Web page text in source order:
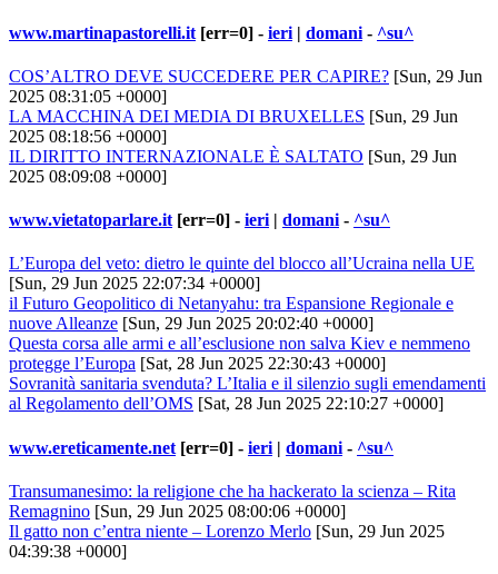
www.martinapastorelli.it [err=0] - ieri | domani - ^su^
COS’ALTRO DEVE SUCCEDERE PER CAPIRE? [Sun, 29 Jun
2025 08:31:05 +0000]
LA MACCHINA DEI MEDIA DI BRUXELLES [Sun, 29 Jun
2025 08:18:56 +0000]
IL DIRITTO INTERNAZIONALE È SALTATO [Sun, 29 Jun
2025 08:09:08 +0000]
www.vietatoparlare.it [err=0] - ieri | domani - ^su^
L’Europa del veto: dietro le quinte del blocco all’Ucraina nella UE
[Sun, 29 Jun 2025 22:07:34 +0000]
il Futuro Geopolitico di Netanyahu: tra Espansione Regionale e
nuove Alleanze [Sun, 29 Jun 2025 20:02:40 +0000]
Questa corsa alle armi e all’esclusione non salva Kiev e nemmeno
protegge l’Europa [Sat, 28 Jun 2025 22:30:43 +0000]
Sovranità sanitaria svenduta? L’Italia e il silenzio sugli emendamenti
al Regolamento dell’OMS [Sat, 28 Jun 2025 22:10:27 +0000]
www.ereticamente.net [err=0] - ieri | domani - ^su^
Transumanesimo: la religione che ha hackerato la scienza – Rita
Remagnino [Sun, 29 Jun 2025 08:00:06 +0000]
Il gatto non c’entra niente – Lorenzo Merlo [Sun, 29 Jun 2025
04:39:38 +0000]